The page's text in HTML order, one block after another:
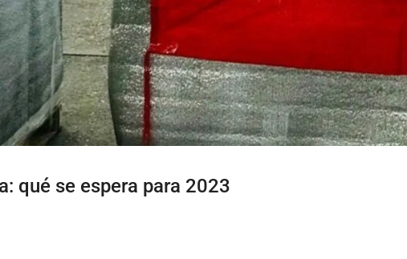
qué se espera para 2023